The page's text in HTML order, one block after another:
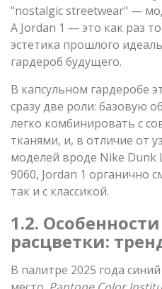
"nostalgic streetwear" —
А Jordan 1 — это как раз
эстетика прошлого
гардероб будущего.
В капсульном гардеробе
сразу две роли: базовую
легко комбинировать с
тканями, и, в отличие от
моделей вроде Nike Dunk
9060, Jordan 1 органично
так и с классикой.
1.2.
расцветки:
В палитре 2025 года